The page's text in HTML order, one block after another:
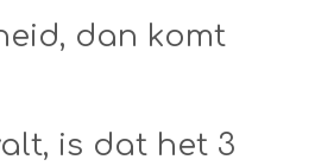
dan komt
is dat het 3